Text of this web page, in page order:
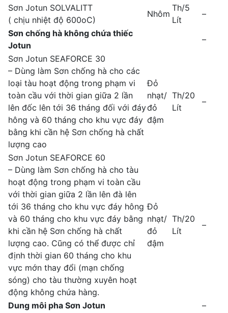
Sơn Jotun SOLVALITT
( chịu nhiệt độ 600oC)
Nhôm
Th/5
Lít
–
Sơn chống hà không chứa thiếc
Jotun
–
Sơn Jotun SEAFORCE 30
– Dùng làm Sơn chống hà cho các
loại tàu hoạt động trong phạm vi
toàn cầu với thời gian giữa 2 lần
lên đốc lên tới 36 tháng đối với đáy
hông và 60 tháng cho khu vực đáy
bằng khi cần hệ Sơn chống hà chất
lượng cao
Đỏ
nhạt/
đỏ
đậm
Th/20
Lít
–
Sơn Jotun SEAFORCE 60
– Dùng làm Sơn chống hà cho tàu
hoạt động trong phạm vi toàn cầu
với thời gian giữa 2 lần lên đà lên
tới 36 tháng cho khu vực đáy hông
và 60 tháng cho khu vực đáy bằng
khi cần hệ Sơn chống hà chất
lượng cao. Cũng có thể được chỉ
định thời gian 60 tháng cho khu
vực mớn thay đổi (mạn chống
sóng) cho tàu thường xuyên hoạt
động không chứa hàng.
Đỏ
nhạt/
đỏ
đậm
Th/20
Lít
–
Dung môi pha Sơn Jotun –